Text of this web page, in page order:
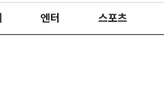
엔터 스포츠